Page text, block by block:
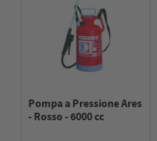
Pompa a Pressione Ares
- Rosso - 6000 cc